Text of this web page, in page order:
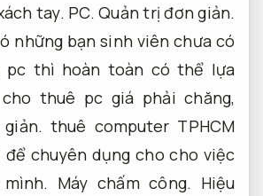
tay. PC. Quản trị đơn giản.
những bạn sinh viên chưa có
pc thì hoàn toàn có thể lựa
thuê pc giá phải chăng,
thuê computer TPHCM
chuyên dụng cho cho việc
Máy chấm công. Hiệu